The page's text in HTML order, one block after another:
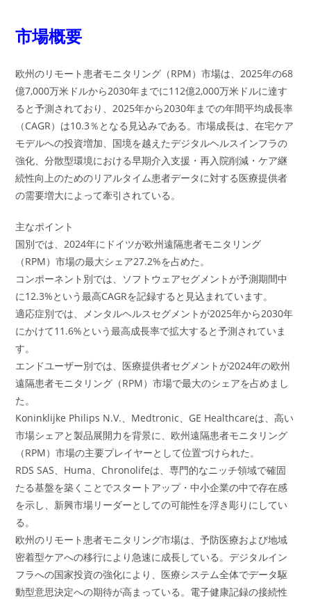
市場概要
欧州のリモート患者モニタリング（RPM）市場は、2025年の68
億7,000万米ドルから2030年までに112億2,000万米ドルに達す
ると予測されており、2025年から2030年までの年間平均成長率
（CAGR）は10.3％となる見込みである。市場成長は、在宅ケア
モデルへの投資増加、国境を越えたデジタルヘルスインフラの
強化、分散型環境における早期介入支援・再入院削減・ケア継
続性向上のためのリアルタイム患者データに対する医療提供者
の需要増大によって牽引されている。
主なポイント
国別では、2024年にドイツが欧州遠隔患者モニタリング
（RPM）市場の最大シェア27.2%を占めた。
コンポーネント別では、ソフトウェアセグメントが予測期間中
に12.3%という最高CAGRを記録すると見込まれています。
適応症別では、メンタルヘルスセグメントが2025年から2030年
にかけて11.6%という最高成長率で拡大すると予測されていま
す。
エンドユーザー別では、医療提供者セグメントが2024年の欧州
遠隔患者モニタリング（RPM）市場で最大のシェアを占めまし
た。
Koninklijke Philips N.V.、Medtronic、GE Healthcareは、高い
市場シェアと製品展開力を背景に、欧州遠隔患者モニタリング
（RPM）市場の主要プレイヤーとして位置づけられた。
RDS SAS、Huma、Chronolifeは、専門的なニッチ領域で確固
たる基盤を築くことでスタートアップ・中小企業の中で存在感
を示し、新興市場リーダーとしての可能性を浮き彫りにしてい
る。
欧州のリモート患者モニタリング市場は、予防医療および地域
密着型ケアへの移行により急速に成長している。デジタルイン
フラへの国家投資の強化により、医療システム全体でデータ駆
動型意思決定への期待が高まっている。電子健康記録の接続性